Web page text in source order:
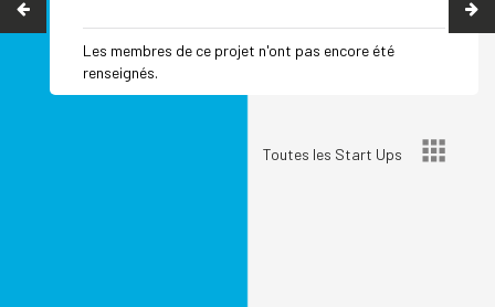
Les membres de ce projet n'ont pas encore été
renseignés.
Toutes les Start Ups